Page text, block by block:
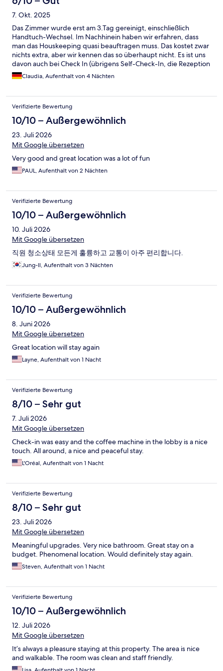
7. Okt. 2025
Das Zimmer wurde erst am 3.Tag gereinigt, einschließlich
Handtuch-Wechsel. Im Nachhinein haben wir erfahren, dass
man das Houskeeping quasi beauftragen muss. Das kostet zwar
nichts extra, aber wir kennen das so überhaupt nicht. Es ist uns
davon auch bei Check In (übrigens Self-Check-In, die Rezeption
stellt nur die Schlüssellarte aus) gesagt worden. Immerhin
positiv: Guter Kaffeeautomat in der Lobby, der wirklich
möchte.
Claudia, Aufenthalt von 4 Nächten
Verifizierte Bewertung
10/10 – Außergewöhnlich
23. Juli 2026
Mit Google übersetzen
Very good and great location was a lot of fun
PAUL, Aufenthalt von 2 Nächten
Verifizierte Bewertung
10/10 – Außergewöhnlich
10. Juli 2026
Mit Google übersetzen
직원 청소상태 모든게 훌륭하고 교통이 아주 편리합니다.
Jung-Il, Aufenthalt von 3 Nächten
Verifizierte Bewertung
10/10 – Außergewöhnlich
8. Juni 2026
Mit Google übersetzen
Great location will stay again
Layne, Aufenthalt von 1 Nacht
Verifizierte Bewertung
8/10 – Sehr gut
7. Juli 2026
Mit Google übersetzen
Check-in was easy and the coffee machine in the lobby is a nice
touch. All around, a nice and peaceful stay.
L'Oréal, Aufenthalt von 1 Nacht
Verifizierte Bewertung
8/10 – Sehr gut
23. Juli 2026
Mit Google übersetzen
Meaningful upgrades. Very nice bathroom. Great stay on a
budget. Phenomenal location. Would definitely stay again.
Steven, Aufenthalt von 1 Nacht
Verifizierte Bewertung
10/10 – Außergewöhnlich
12. Juli 2026
Mit Google übersetzen
It’s always a pleasure staying at this property. The area is nice
and walkable. The room was clean and staff friendly.